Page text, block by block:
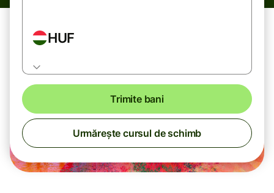
HUF
Trimite bani
Urmărește cursul de schimb